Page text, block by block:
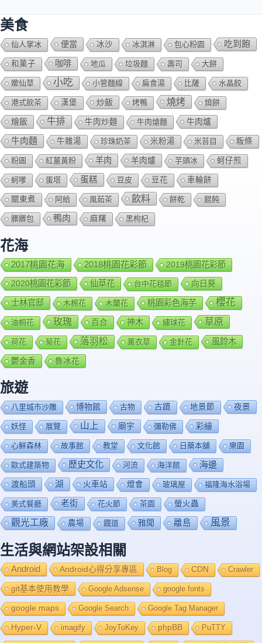
美食
仙人掌冰 便當 冰沙 冰淇淋 包心粉園 吃到飽
和菓子 咖啡 地瓜 垃圾麵 壽司 大餅
嫰仙草 小吃 小管麵線 扁食湯 比薩 水晶餃
港式飲茶 漢堡 炒飯 烤鴨 燒烤 燒餅
燴飯 牛排 牛肉炒麵 牛肉熗麵 牛肉爐
牛肉麵 牛雜湯 珍珠奶茶 米粉湯 米苔目 粄條
粉圓 紅薑黃粉 羊肉 羊肉爐 芋頭冰 蚵仔煎
蚵嗲 蛋塔 蛋糕 豆皮 豆花 車輪餅
關東煮 阿給 風茹茶 飲料 餅乾 餛飩
髒髒包 鴨肉 麻糬 黑枸杞
花海
2017桃園花海 2018桃園花彩節
2019桃園花彩節
2020桃園花彩節
仙草花 台中花毯節 向日葵
士林官邸 木棉花 木蘭花 桃園彩色海芋 櫻花
油桐花 玫瑰 百合 神木 繡球花 草原
荷花 菊花 落羽松 薰衣草 金針花 風鈴木
鬱金香 魯冰花
旅遊
八里城市沙雕 博物館 古物 古蹟 地景節 夜景
妖怪 展覽 山上 廟宇 彌勒佛 彩繪
心鮮森林 故事館 教堂 文化館 日藥本舖 樂園
歐式建築物 歷史文化 河流 海洋館 海邊
渡船頭 湖 火車站 燈會 玻璃屋 福隆海水浴場
美式餐廳 老街 花火節 茶園 螢火蟲
觀光工廠 農場 鐡道 雅聞 離島 風景
生活與網站架設相關
Android Android心得分享專區 Blog CDN Crawler
git基本使用教學 Google Adsense google fonts
google maps Google Search Google Tag Manager
Hyper-V imagify JoyToKey phpBB PuTTY